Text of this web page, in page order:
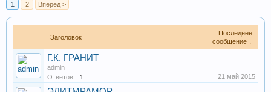
1 2 Вперёд >
Заголовок
Последнее
сообщение ↓
Г.К. ГРАНИТ
admin
Ответов:
1 21 май 2015